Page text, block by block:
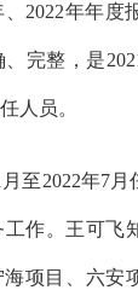
、2022年年度
完整， 是
人员。
至2022年7月
工作。王可飞
海项目、六安